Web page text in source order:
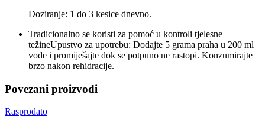
Doziranje: 1 do 3 kesice dnevno.
Tradicionalno se koristi za pomoć u kontroli tjelesne
težineUpustvo za upotrebu: Dodajte 5 grama praha u 200 ml
vode i promiješajte dok se potpuno ne rastopi. Konzumirajte
brzo nakon rehidracije.
Povezani proizvodi
Rasprodato